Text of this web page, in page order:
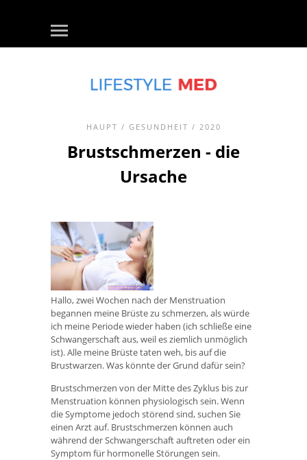
HAUPT / GESUNDHEIT / 2020
Brustschmerzen - die
Ursache
Hallo, zwei Wochen nach der Menstruation
begannen meine Brüste zu schmerzen, als würde
ich meine Periode wieder haben (ich schließe eine
Schwangerschaft aus, weil es ziemlich unmöglich
ist). Alle meine Brüste taten weh, bis auf die
Brustwarzen. Was könnte der Grund dafür sein?
Brustschmerzen von der Mitte des Zyklus bis zur
Menstruation können physiologisch sein. Wenn
die Symptome jedoch störend sind, suchen Sie
einen Arzt auf. Brustschmerzen können auch
während der Schwangerschaft auftreten oder ein
Symptom für hormonelle Störungen sein.